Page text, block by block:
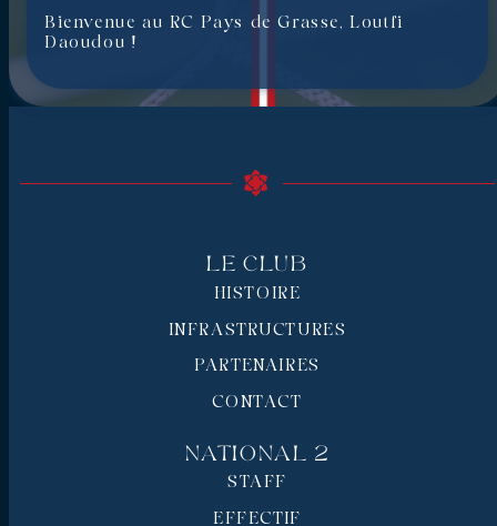
Bienvenue au RC Pays de Grasse, Loutfi
Daoudou !
Le Club
HISTOIRE
INFRASTRUCTURES
PARTENAIRES
CONTACT
National 2
STAFF
EFFECTIF